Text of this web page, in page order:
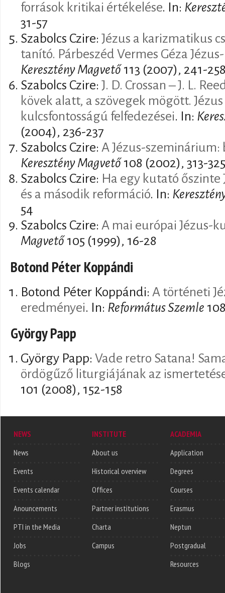
források kritikai értékelése. In:
31-57
Szabolcs Czire: Jézus a karizmatikus
tanító. Párbeszéd Vermes Géza
Keresztény Magvető 113 (2007), 241-
Szabolcs Czire: J. D. Crossan – J. L.
kövek alatt, a szövegek mögött.
kulcsfontosságú felfedezései. In:
(2004), 236-237
Szabolcs Czire: A Jézus-
Keresztény Magvető 108 (2002), 313-325
Szabolcs Czire: Ha egy kutató őszinte
és a második reformáció. In:
54
Szabolcs Czire: A mai európai Jézus-
Magvető 105 (1999), 16-28
Botond Péter Koppándi
Botond Péter Koppándi: A történeti
eredményei. In: Református Szemle
György Papp
György Papp: Vade retro Satana!
ördögűző liturgiájának az
101 (2008), 152-158
NEWS
News
Events
Events calendar
Anouncements
PTI in the Media
Jobs
Blogs
INSTITUTE
About us
Historical overview
Offices
Partner institutions
Charta
Campus
ACADEMIA
Application
Degrees
Courses
Erasmus
Neptun
Postgradual
Resources